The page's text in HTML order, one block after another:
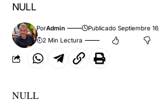
NULL
PorAdmin Publicado Septiembre
2 Min Lectura
NULL